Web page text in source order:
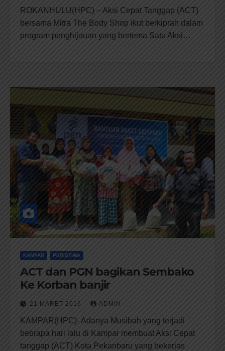
ROKANHULU(HPC) – Aksi Cepat Tanggap (ACT)
bersama Mitra The Body Shop ikut berkiprah dalam
program penghijauan yang bertema Satu Aksi…
KAMPAR PERISTIWA
ACT dan PGN bagikan Sembako
Ke Korban banjir
21 MARET 2016 ADMIN
KAMPAR(HPC)- Adanya Musibah yang terjadi
bebrapa hari lalu di Kampar membuat Aksi Cepat
tanggap (ACT) Kota Pekanbaru yang bekerjas